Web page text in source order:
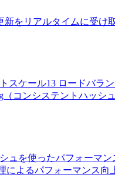
をリアルタイムに受け取
スケール13 ロードバラ
（コンシステントハッシュ
ュを使ったパフォーマン
によるパフォーマンス向